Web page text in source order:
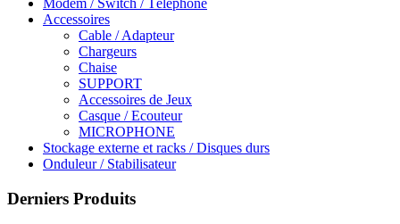
Modem / Switch / Téléphone
Accessoires
Cable / Adapteur
Chargeurs
Chaise
SUPPORT
Accessoires de Jeux
Casque / Ecouteur
MICROPHONE
Stockage externe et racks / Disques durs
Onduleur / Stabilisateur
Derniers Produits